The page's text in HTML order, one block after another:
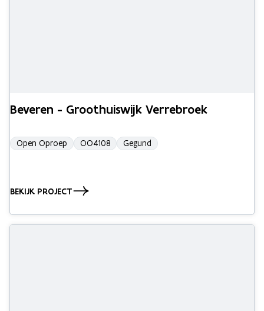
Beveren - Groothuiswijk Verrebroek
Open Oproep OO4108 Gegund
BEKIJK PROJECT